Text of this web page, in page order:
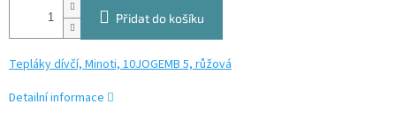
Přidat do košíku
Tepláky dívčí, Minoti, 10JOGEMB 5, růžová
Detailní informace